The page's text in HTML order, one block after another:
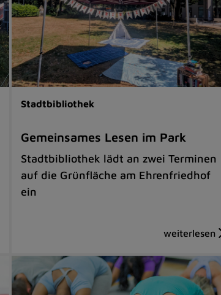
Stadtbibliothek
Gemeinsames Lesen im Park
Stadtbibliothek lädt an zwei Terminen
auf die Grünfläche am Ehrenfriedhof
ein